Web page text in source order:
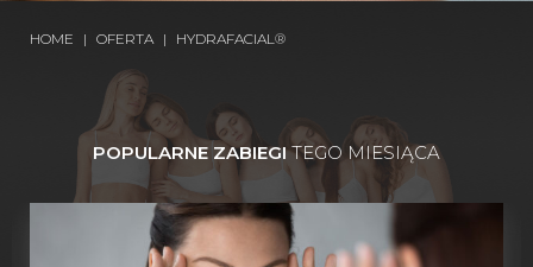
HOME | OFERTA | HYDRAFACIAL®
POPULARNE ZABIEGITEGO MIESIĄCA